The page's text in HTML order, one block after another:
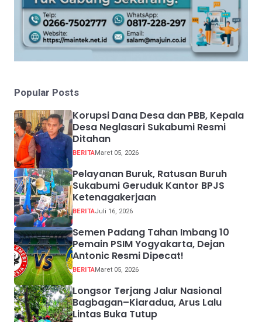
Popular Posts
Korupsi Dana Desa dan PBB, Kepala
Desa Neglasari Sukabumi Resmi
Ditahan
BERITAMaret 05, 2026
Pelayanan Buruk, Ratusan Buruh
Sukabumi Geruduk Kantor BPJS
Ketenagakerjaan
BERITAJuli 16, 2026
Semen Padang Tahan Imbang 10
Pemain PSIM Yogyakarta, Dejan
Antonic Resmi Dipecat!
BERITAMaret 05, 2026
Longsor Terjang Jalur Nasional
Bagbagan–Kiaradua, Arus Lalu
Lintas Buka Tutup